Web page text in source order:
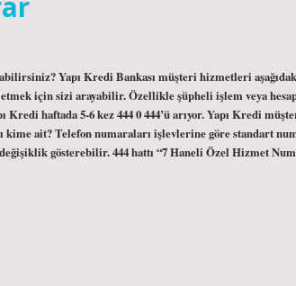
Yapı Kredi Bankası müşteri hizmetleri
için sizi arayabilir. Özellikle şüpheli işlem veya
Kredi haftada 5-6 kez 444 0 444’ü arıyor. Yapı Kredi
ait? Telefon numaraları işlevlerine göre standart
gösterebilir. 444 hattı “7 Haneli Özel Hizmet